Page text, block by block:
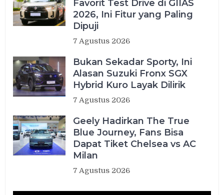
Favorit Test Drive di GIIAS
2026, Ini Fitur yang Paling
Dipuji
7 Agustus 2026
Bukan Sekadar Sporty, Ini
Alasan Suzuki Fronx SGX
Hybrid Kuro Layak Dilirik
7 Agustus 2026
Geely Hadirkan The True
Blue Journey, Fans Bisa
Dapat Tiket Chelsea vs AC
Milan
7 Agustus 2026